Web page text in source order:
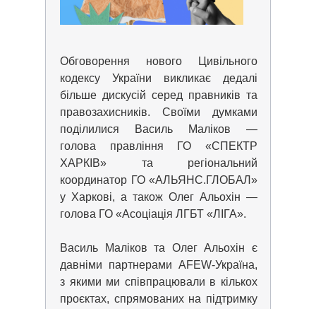
Обговорення нового Цивільного
кодексу України викликає дедалі
більше дискусій серед правників та
правозахисників. Своїми думками
поділилися Василь Маліков —
голова правління ГО «СПЕКТР
ХАРКІВ» та регіональний
координатор ГО «АЛЬЯНС.ГЛОБАЛ»
у Харкові, а також Олег Альохін —
голова ГО «Асоціація ЛГБТ «ЛІГА».
Василь Маліков та Олег Альохін є
давніми партнерами AFEW-Україна,
з якими ми співпрацювали в кількох
проєктах, спрямованих на підтримку